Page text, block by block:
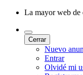
La mayor web de
Cerrar
Nuevo
Entrar
Olvidé mi